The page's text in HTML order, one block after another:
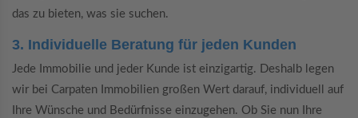
das zu bieten, was sie suchen.
3. Individuelle Beratung für jeden Kunden
Jede Immobilie und jeder Kunde ist einzigartig. Deshalb legen
wir bei Carpaten Immobilien großen Wert darauf, individuell auf
Ihre Wünsche und Bedürfnisse einzugehen. Ob Sie nun Ihre